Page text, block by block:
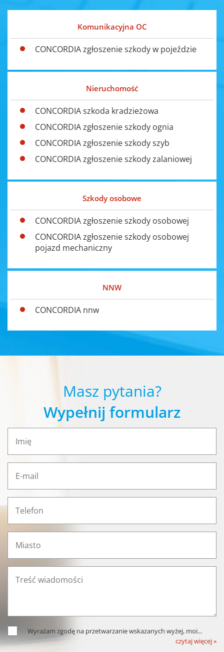
Komunikacyjna OC
CONCORDIA zgłoszenie szkody w pojeździe
Nieruchomość
CONCORDIA szkoda kradzieżowa
CONCORDIA zgłoszenie szkody ognia
CONCORDIA zgłoszenie szkody szyb
CONCORDIA zgłoszenie szkody zalaniowej
Szkody osobowe
CONCORDIA zgłoszenie szkody osobowej
CONCORDIA zgłoszenie szkody osobowej
pojazd mechaniczny
NNW
CONCORDIA nnw
Masz pytania?
Wypełnij formularz
Wyrażam zgodę na przetwarzanie wskazanych wyżej, moi...
czytaj więcej »